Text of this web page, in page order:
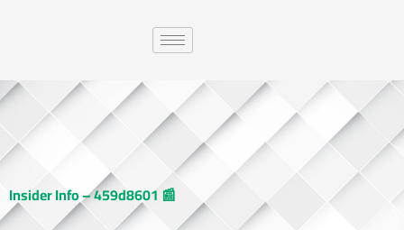
📰 Insider Info – 459d8601